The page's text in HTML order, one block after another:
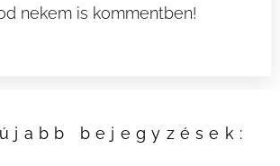
nekem is kommentben!
bejegyzések: